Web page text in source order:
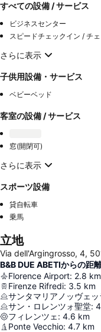
すべての設備 / サービス
ビジネスセンター
さらに表示
子供用設備・サービス
ベビーベッド
客室の設備 / サービス
窓(開閉可)
さらに表示
スポーツ設備
貸自転車
乗馬
立地
Via dell'Argingrosso, 4,
B&B DUE ABETIからの距
Florence Airport: 2.8 km
Firenze Rifredi: 3.5 km
サンタマリアノッヴェ
サン・ロレンツォ聖堂:
フィレンツェ : 4.6 km
Ponte Vecchio: 4.7 km